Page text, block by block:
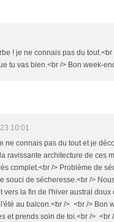
! je ne connais pas du
tu vas bien.<br /> Bon week-
10:01
ne connais pas du tout et je
ravissante architecture de ces
complet.<br /> Problème de
souci de sécheresse.<br />
la fin de l'hiver austral
au balcon.<br /> <br /> Bon
et prends soin de toi.<br /> <br